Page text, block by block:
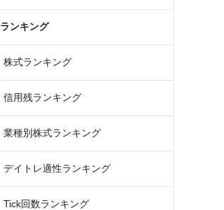
ランキング
株式ランキング
信用残ランキング
業種別株式ランキング
デイトレ適性ランキング
Tick回数ランキング